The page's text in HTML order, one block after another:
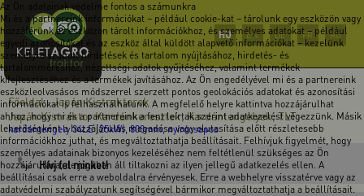
Az Ön adatainak védelme fontos a számunkra
Mi és a partnereink információkat – például cookie-kat – tárolunk egy eszközön vagy
hozzáférünk az eszközön tárolt információkhoz, és személyes adatokat – például
egyedi azonosítókat és az eszköz által küldött alapvető információkat – kezelünk
személyre szabott hirdetések és tartalom nyújtásához, hirdetés- és
tartalomméréshez, nézettségi adatok gyűjtéséhez, valamint termékek
kifejlesztéséhez és a termékek javításához. Az Ön engedélyével mi és a partnereink
eszközleolvasásos módszerrel szerzett pontos geolokációs adatokat és azonosítási
információkat is felhasználhatunk. A megfelelő helyre kattintva hozzájárulhat
ahhoz, hogy mi és a partnereink a fent leírtak szerint adatkezelést végezzünk. Másik
lehetőségként a hozzájárulás megadása vagy elutasítása előtt részletesebb
információkhoz juthat, és megváltoztathatja beállításait. Felhívjuk figyelmét, hogy
személyes adatainak bizonyos kezeléséhez nem feltétlenül szükséges az Ön
hozzájárulása, de jogában áll tiltakozni az ilyen jellegű adatkezelés ellen. A
beállításai csak erre a weboldalra érvényesek. Erre a webhelyre visszatérve vagy az
adatvédelmi szabályzatunk segítségével bármikor megváltoztathatja a beállításait.
HU EN DE FR RO
Főoldal-Japán Kistraktorok -
Japán Kistraktor Kardánkeresztek, Kardántengelyek, TLT-
kardántengely 34LE (25kW), 800mm, nyírócsapos
Hívj fel minket!